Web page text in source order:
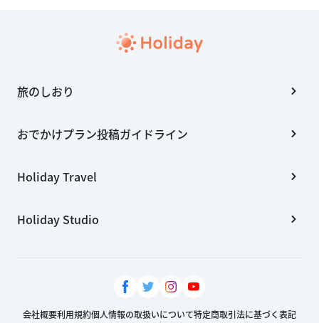
旅のしおり
おでかけプラン投稿ガイドライン
Holiday Travel
Holiday Studio
会社概要利用規約個人情報の取扱いについて特定商取引法に基づく表記